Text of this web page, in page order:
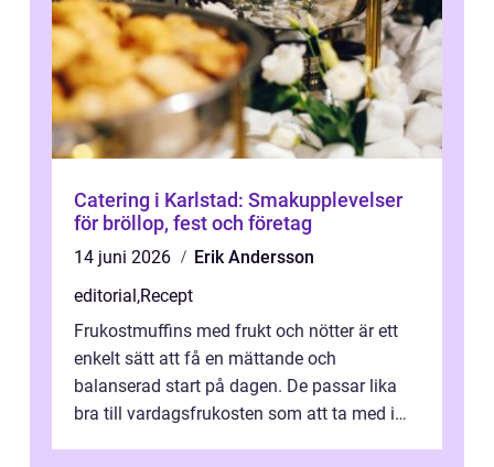
Catering i Karlstad: Smakupplevelser
för bröllop, fest och företag
14 juni 2026
Erik Andersson
editorial,Recept
Frukostmuffins med frukt och nötter är ett
enkelt sätt att få en mättande och
balanserad start på dagen. De passar lika
bra till vardagsfrukosten som att ta med i